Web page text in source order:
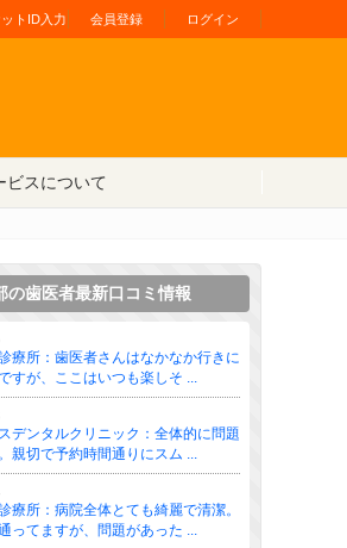
トID入力 会員登録 ログイン
ビスについて
の歯医者最新口コミ情報
療所：歯医者さんはなかなか行きに
すが、ここはいつも楽しそ ...
デンタルクリニック：全体的に問題
親切で予約時間通りにスム ...
療所：病院全体とても綺麗で清潔。
ってますが、問題があった ...